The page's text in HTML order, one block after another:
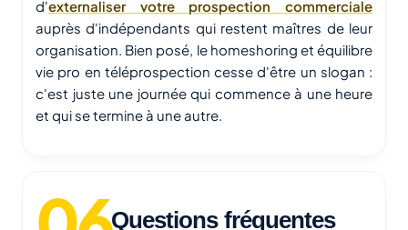
d'externaliser votre prospection commerciale
auprès d'indépendants qui restent maîtres de leur
organisation. Bien posé, le homeshoring et équilibre
vie pro en téléprospection cesse d'être un slogan :
c'est juste une journée qui commence à une heure
et qui se termine à une autre.
Questions fréquentes